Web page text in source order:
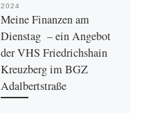
2024
Meine Finanzen am
Dienstag – ein Angebot
der VHS Friedrichshain
Kreuzberg im BGZ
Adalbertstraße